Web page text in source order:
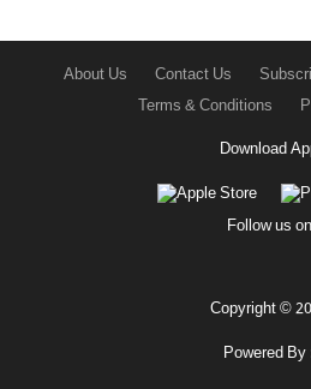
About Us Contact Us
Terms & Conditions
Download
Follow us on
Copyright ©
Powered By